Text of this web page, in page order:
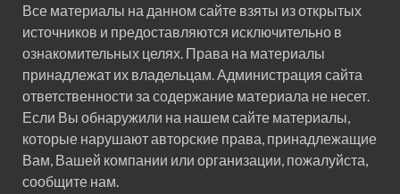
Все материалы на данном сайте взяты из открытых
источников и предоставляются исключительно в
ознакомительных целях. Права на материалы
принадлежат их владельцам. Администрация сайта
ответственности за содержание материала не несет.
Если Вы обнаружили на нашем сайте материалы,
которые нарушают авторские права, принадлежащие
Вам, Вашей компании или организации, пожалуйста,
сообщите нам.